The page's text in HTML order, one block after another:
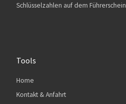
Schlüsselzahlen auf dem Führerschein
Tools
Home
Kontakt & Anfahrt